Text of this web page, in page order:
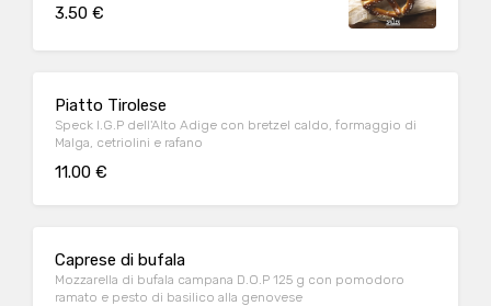
3.50 €
Piatto Tirolese
Speck I.G.P dell'Alto Adige con bretzel caldo, formaggio di
Malga, cetriolini e rafano
11.00 €
Caprese di bufala
Mozzarella di bufala campana D.O.P 125 g con pomodoro
ramato e pesto di basilico alla genovese